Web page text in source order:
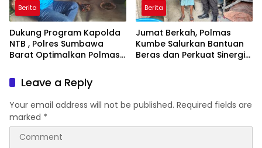
Berita
Dukung Program Kapolda
NTB , Polres Sumbawa
Barat Optimalkan Polmas
di Masyarakat
Berita
Jumat Berkah, Polmas
Kumbe Salurkan Bantuan
Beras dan Perkuat Sinergi
Leave a Reply
Your email address will not be published. Required fields are
marked *